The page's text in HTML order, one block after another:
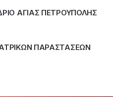
ΑΓΙΑΣ ΠΕΤΡΟΥΠΟΛΗΣ
ΠΑΡΑΣΤΑΣΕΩΝ